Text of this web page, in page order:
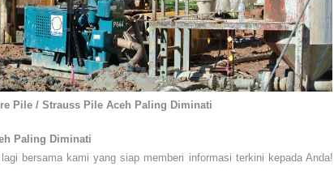
Pile / Strauss Pile Aceh Paling Diminati
Paling Diminati
bersama kami yang siap memberi informasi terkini kepada Anda!